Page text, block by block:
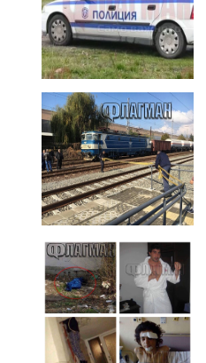
УКРАЙНА
СПОРТ
РАЗСЛЕДВАНЕ
БИЗНЕС
Управители:
Веселин
Василев,
v.vasilev@flagman.bg
Касабова,
k.kassabova@flagman.bg
редактор: